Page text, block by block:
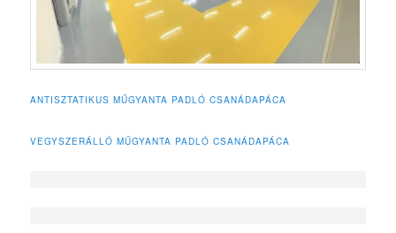
ANTISZTATIKUS MŰGYANTA PADLÓ CSANÁDAPÁCA
VEGYSZERÁLLÓ MŰGYANTA PADLÓ CSANÁDAPÁCA